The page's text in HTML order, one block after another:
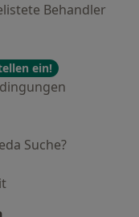
Behandler
ein!
Suche?